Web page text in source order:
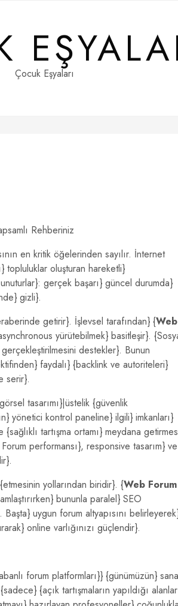
Çocuk Eşyaları
Rehberiniz
en kritik öğelerinden sayılır. İnternet
topluluklar oluşturan hareketli}
gerçek başarı} güncel durumda}
gizli}.
getirir}. İşlevsel tarafından} {Web
yürütebilmek} basitleşir}.
destekler}. Bunun
faydalı} {backlink ve autoriteleri}
serir}.
tasarımı}|üstelik {güvenlik
yönetici kontrol paneline} ilgili} imkanları}
tartışma ortamı} meydana
performansı}, responsive tasarım} ve
yollarından biridir}. {Web Forum
bununla paralel} SEO
uygun forum altyapısını
online varlığınızı güçlendir}.
forum platformları}} {günümüzün}
{açık tartışmaların yapıldığı alanlar